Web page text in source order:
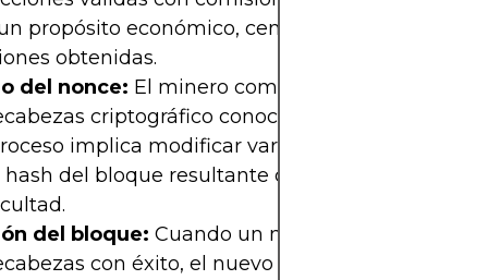
propósito económico, centrándose en
obtenidas.
del nonce: El minero comienza a calcular un
criptográfico conocido como prueba de
implica modificar variables como el
hash del bloque resultante cumpla con ciertos
del bloque: Cuando un minero resuelve el
con éxito, el nuevo bloque se difunde a